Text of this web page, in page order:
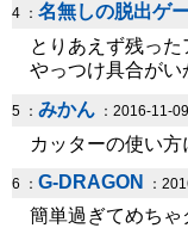
4 ： 名無しの脱出ゲ
とりあえず残っ
やっつけ具合がい
5 ： みかん ：2016-11-
カッターの使い方
6 ： G-DRAGON ：
簡単過ぎてめちゃ